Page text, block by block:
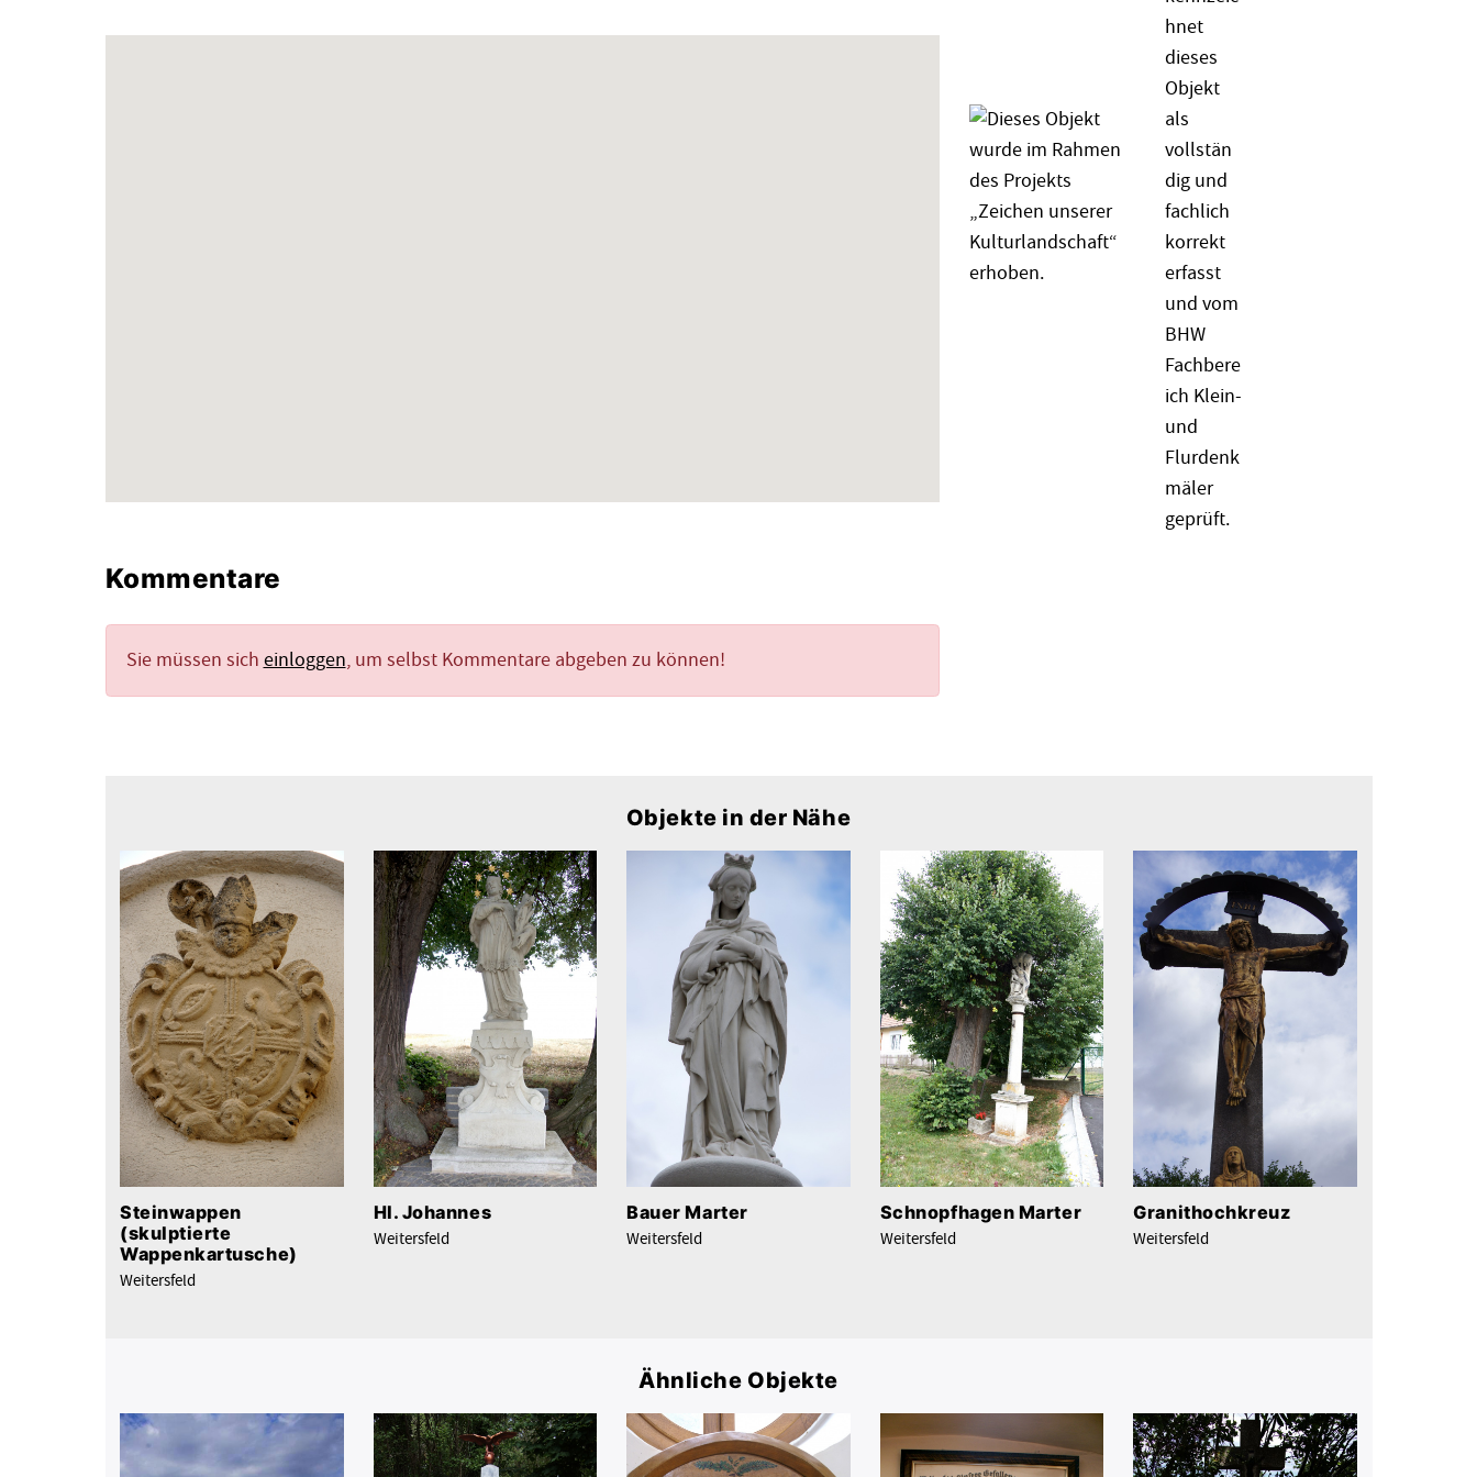
Kommentare
Sie müssen sich einloggen, um selbst Kommentare abgeben zu können!
Objekte in der Nähe
Steinwappen
(skulptierte
Wappenkartusche)
Weitersfeld
Hl. Johannes
Weitersfeld
Bauer Marter
Weitersfeld
Schnopfhagen Marter
Weitersfeld
Granithochkreuz
Weitersfeld
Ähnliche Objekte